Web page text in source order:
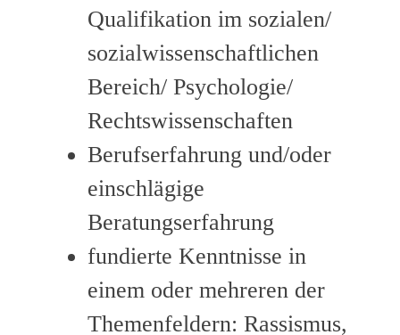
Qualifikation im sozialen/
sozialwissenschaftlichen
Bereich/ Psychologie/
Rechtswissenschaften
Berufserfahrung und/oder
einschlägige
Beratungserfahrung
fundierte Kenntnisse in
einem oder mehreren der
Themenfeldern: Rassismus,